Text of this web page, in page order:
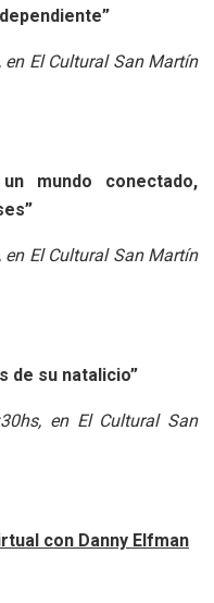
El Cultural San Martín
mundo conectado,
El Cultural San Martín
de su natalicio”
en El Cultural San
con Danny Elfman